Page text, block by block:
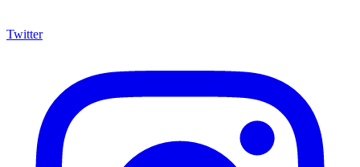
Twitter